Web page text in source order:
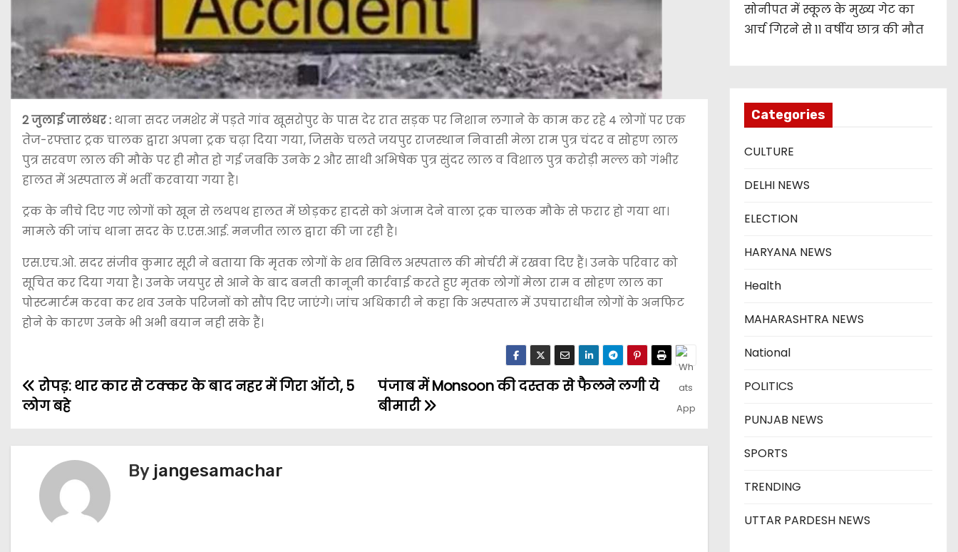
2 जुलाई जालंधर : थाना सदर जमशेर में पड़ते गांव खूसरोपुर के पास देर रात सड़क पर निशान लगाने के काम कर रहे 4 लोगों पर एक
तेज-रफ्तार ट्रक चालक द्वारा अपना ट्रक चढ़ा दिया गया, जिसके चलते जयपुर राजस्थान निवासी मेला राम पुत्र चंदर व सोहण लाल
पुत्र सरवण लाल की मौके पर ही मौत हो गई जबकि उनके 2 और साथी अभिषेक पुत्र सुंदर लाल व विशाल पुत्र करोड़ी मल्ल को गंभीर
हालत में अस्पताल में भर्ती करवाया गया है।
ट्रक के नीचे दिए गए लोगों को खून से लथपथ हालत में छोड़कर हादसे को अंजाम देने वाला ट्रक चालक मौके से फरार हो गया था।
मामले की जांच थाना सदर के ए.एस.आई. मनजीत लाल द्वारा की जा रही है।
एस.एच.ओ. सदर संजीव कुमार सूरी ने बताया कि मृतक लोगों के शव सिविल अस्पताल की मोर्चरी में रखवा दिए हैं। उनके परिवार को
सूचित कर दिया गया है। उनके जयपुर से आने के बाद बनती कानूनी कार्रवाई करते हुए मृतक लोगों मेला राम व सोहण लाल का
पोस्टमार्टम करवा कर शव उनके परिजनों को सौंप दिए जाएंगे। जांच अधिकारी ने कहा कि अस्पताल में उपचाराधीन लोगों के अनफिट
होने के कारण उनके भी अभी बयान नही सके हैं।
पंजाब में Monsoon की दस्तक से फैलने लगी ये
बीमारी
रोपड़: थार कार से टक्कर के बाद नहर में गिरा ऑटो, 5
लोग बहे
By jangesamachar
सोनीपत में स्कूल के मुख्य गेट का
आर्च गिरने से 11 वर्षीय छात्र की मौत
Categories
CULTURE
DELHI NEWS
ELECTION
HARYANA NEWS
Health
MAHARASHTRA NEWS
National
POLITICS
PUNJAB NEWS
SPORTS
TRENDING
UTTAR PARDESH NEWS